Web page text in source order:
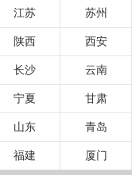
江苏 苏州
陕西 西安
长沙 云南
宁夏 甘肃
山东 青岛
福建 厦门